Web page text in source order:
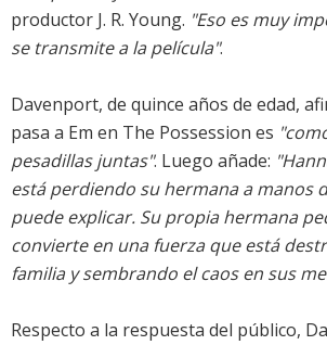
productor J. R. Young. "Eso es muy
se transmite a la película".
Davenport, de quince años de edad,
pasa a Em en The Possession es
pesadillas juntas". Luego añade:
está perdiendo su hermana a manos
puede explicar. Su propia hermana
convierte en una fuerza que está
familia y sembrando el caos en sus
Respecto a la respuesta del público,